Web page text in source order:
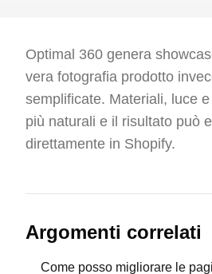
Optimal 360 genera
vera fotografia prodotto
semplificate. Materiali, luce
più naturali e il risultato può
direttamente in Shopify.
Argomenti correlati
Come posso migliorare le